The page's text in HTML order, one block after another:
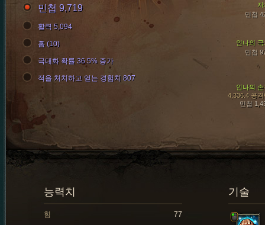
인나의 극
민첩
인나의 손
4,336.4 공격
민첩
민첩
민첩 9,719
활력 5,094
홈 (10)
극대화 확률 36.5% 증가
적을 처치하고 얻는 경험치 807
기술
능력치
힘
77